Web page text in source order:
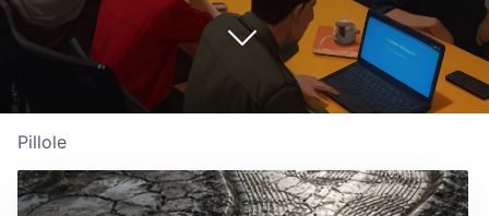
Pillole